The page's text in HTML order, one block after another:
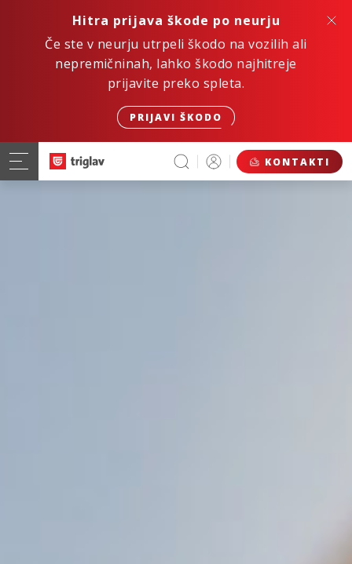
Hitra prijava škode po neurju
Če ste v neurju utrpeli škodo na vozilih ali
nepremičninah, lahko škodo najhitreje
prijavite preko spleta.
PRIJAVI ŠKODO
KONTAKTI